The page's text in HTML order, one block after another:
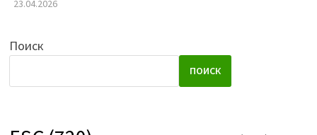
23.04.2026
Поиск
ПОИСК